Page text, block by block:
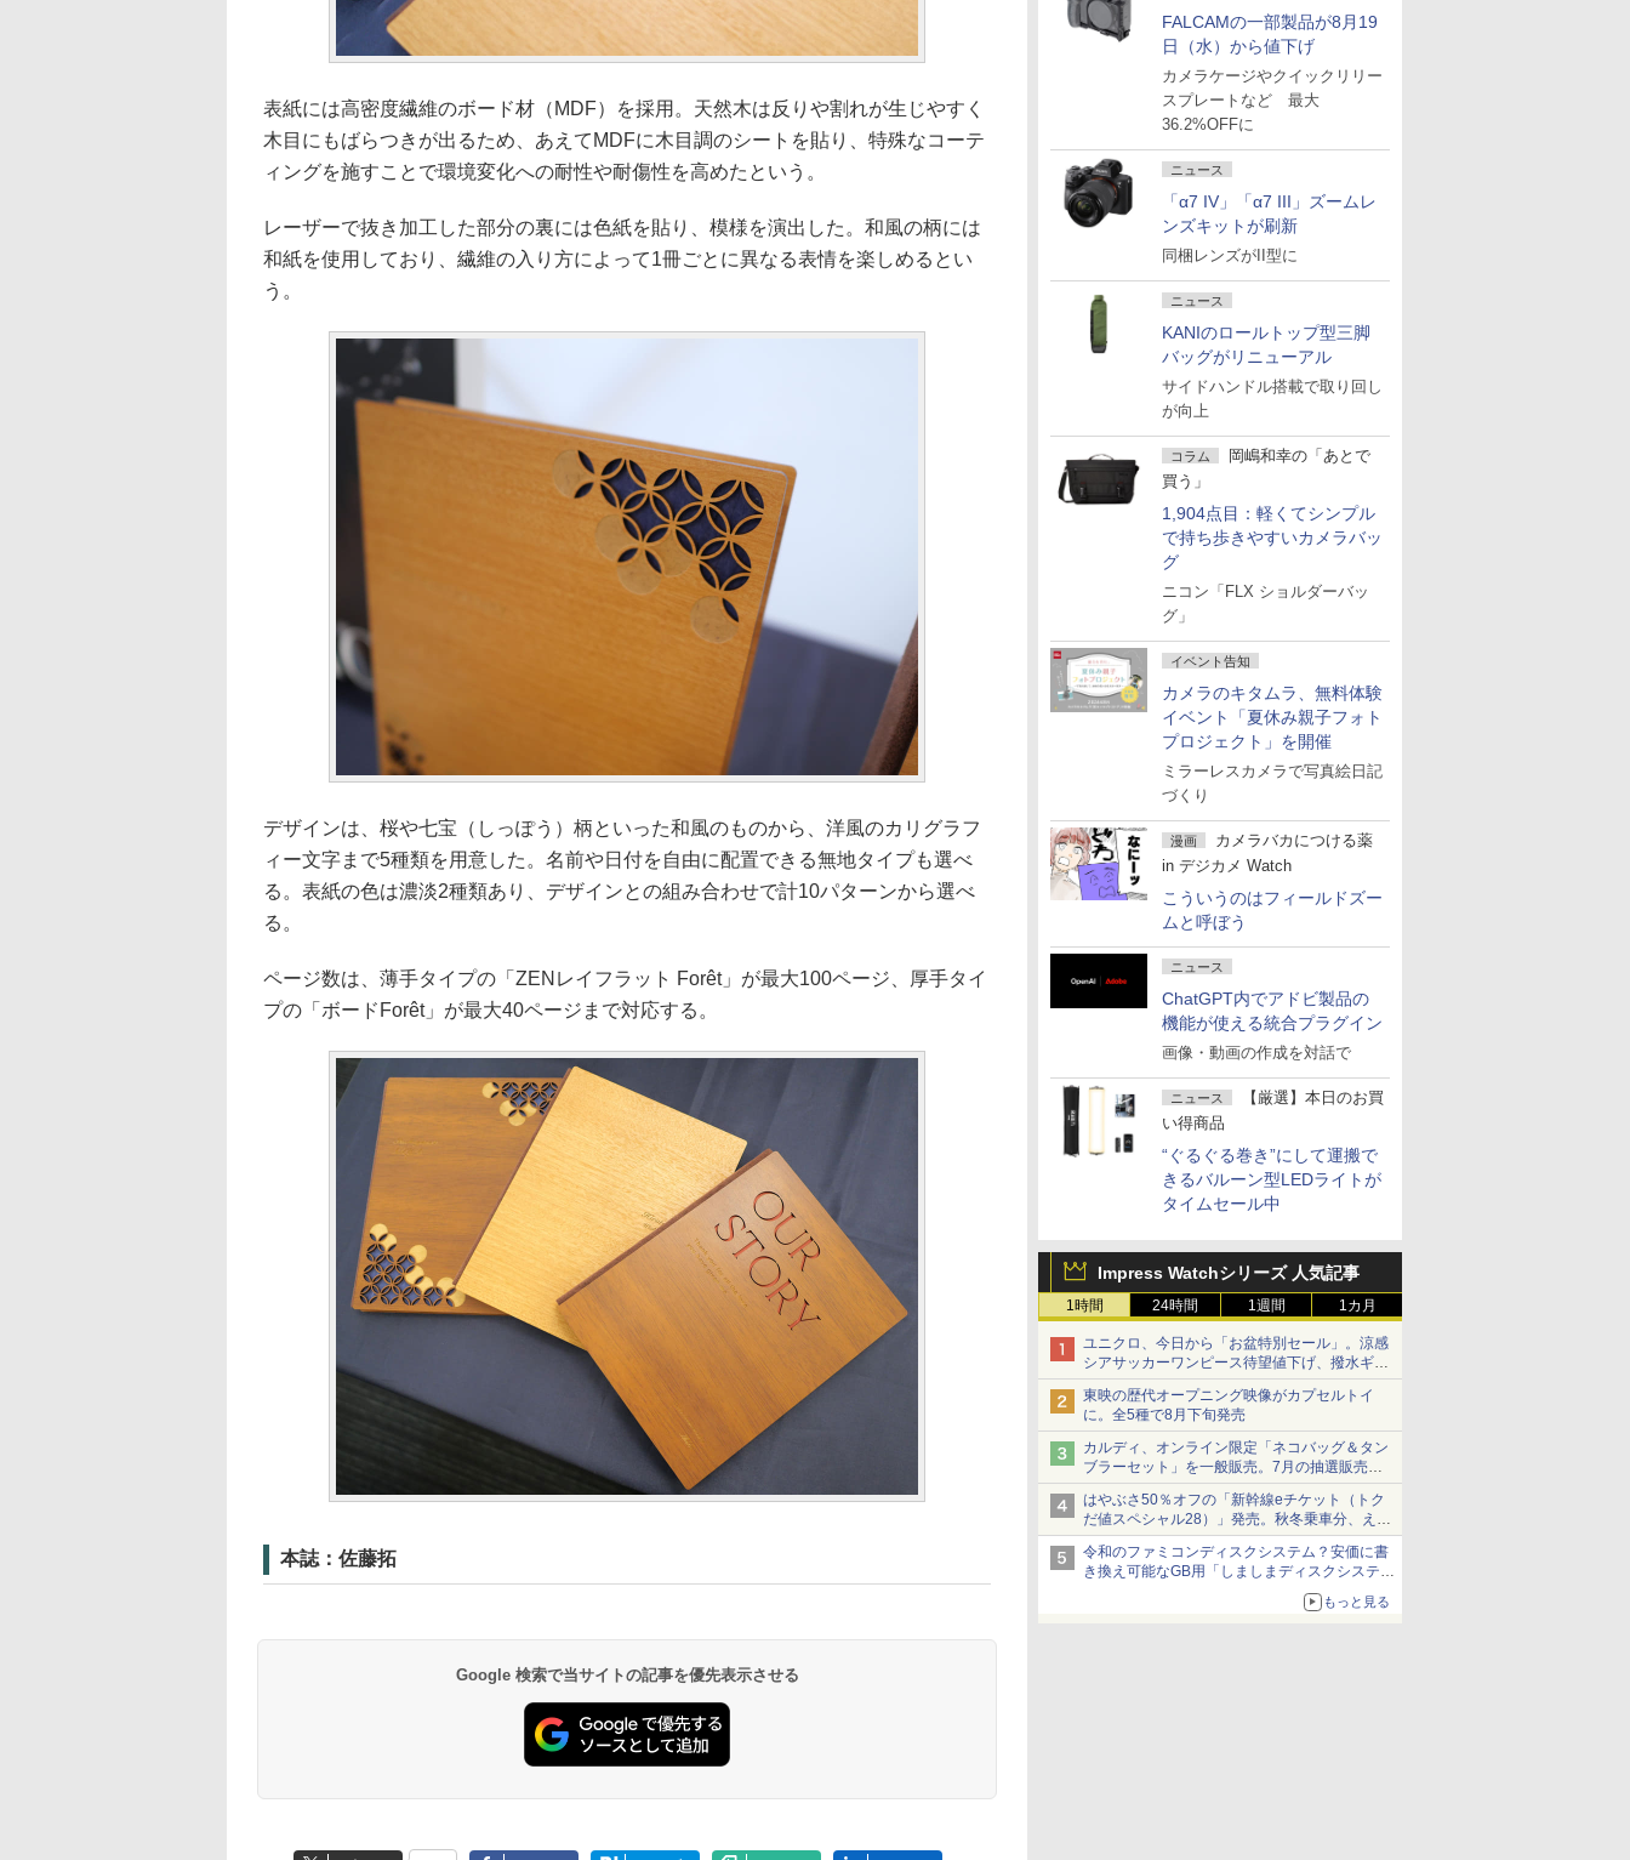
FALCAMの一部製品が8月19
日（水）から値下げ
カメラケージやクイックリリー
スプレートなど 最大
36.2%OFFに
ニュース
「α7 IV」「α7 III」ズームレ
ンズキットが刷新
同梱レンズがII型に
ニュース
KANIのロールトップ型三脚
バッグがリニューアル
サイドハンドル搭載で取り回し
が向上
コラム
岡嶋和幸の「あとで
買う」
1,904点目：軽くてシンプル
で持ち歩きやすいカメラバッ
グ
ニコン「FLX ショルダーバッ
グ」
イベント告知
カメラのキタムラ、無料体験
イベント「夏休み親子フォト
プロジェクト」を開催
ミラーレスカメラで写真絵日記
づくり
漫画
カメラバカにつける薬
in デジカメ Watch
こういうのはフィールドズー
ムと呼ぼう
ニュース
ChatGPT内でアドビ製品の
機能が使える統合プラグイン
画像・動画の作成を対話で
ニュース
【厳選】本日のお買
い得商品
“ぐるぐる巻き”にして運搬で
きるバルーン型LEDライトが
タイムセール中
Impress Watchシリーズ 人気記事
1時間 24時間 1週間 1カ月
ユニクロ、今日から「お盆特別セール」。涼感
シアサッカーワンピース待望値下げ、撥水ギア
ショーツは1990円に
東映の歴代オープニング映像がカプセルトイ
に。全5種で8月下旬発売
カルディ、オンライン限定「ネコバッグ＆タン
ブラーセット」を一般販売。7月の抽選販売の
当選無効分
はやぶさ50％オフの「新幹線eチケット（トク
だ値スペシャル28）」発売。秋冬乗車分、えき
ねっと限定
令和のファミコンディスクシステム？安価に書
き換え可能なGB用「しましまディスクシステ
もっと見る
表紙には高密度繊維のボード材（MDF）を採用。天然木は反りや割れが生じやすく
木目にもばらつきが出るため、あえてMDFに木目調のシートを貼り、特殊なコーテ
ィングを施すことで環境変化への耐性や耐傷性を高めたという。
レーザーで抜き加工した部分の裏には色紙を貼り、模様を演出した。和風の柄には
和紙を使用しており、繊維の入り方によって1冊ごとに異なる表情を楽しめるとい
う。
デザインは、桜や七宝（しっぽう）柄といった和風のものから、洋風のカリグラフ
ィー文字まで5種類を用意した。名前や日付を自由に配置できる無地タイプも選べ
る。表紙の色は濃淡2種類あり、デザインとの組み合わせで計10パターンから選べ
る。
ページ数は、薄手タイプの「ZENレイフラット Forêt」が最大100ページ、厚手タイ
プの「ボードForêt」が最大40ページまで対応する。
本誌：佐藤拓
Google 検索で当サイトの記事を優先表示させる